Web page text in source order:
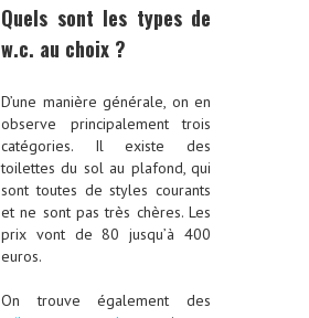
Quels sont les types de
w.c. au choix ?
D’une manière générale, on en
observe principalement trois
catégories. Il existe des
toilettes du sol au plafond, qui
sont toutes de styles courants
et ne sont pas très chères. Les
prix vont de 80 jusqu’à 400
euros.
On trouve également des